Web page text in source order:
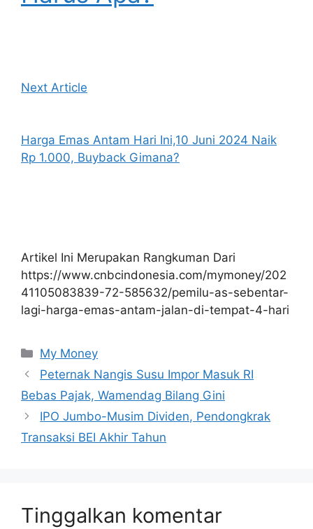
Next Article
Harga Emas Antam Hari Ini,10 Juni 2024 Naik
Rp 1.000, Buyback Gimana?
Artikel Ini Merupakan Rangkuman Dari
https://www.cnbcindonesia.com/mymoney/202
41105083839-72-585632/pemilu-as-sebentar-
lagi-harga-emas-antam-jalan-di-tempat-4-hari
Kategori
My Money
Peternak Nangis Susu Impor Masuk RI
Bebas Pajak, Wamendag Bilang Gini
IPO Jumbo-Musim Dividen, Pendongkrak
Transaksi BEI Akhir Tahun
Tinggalkan komentar